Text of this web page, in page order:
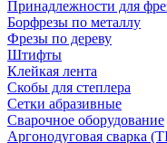
Принадлежности для
Борфрезы по металлу
Фрезы по дереву
Штифты
Клейкая лента
Скобы для степлера
Сетки абразивные
Сварочное оборудование
Аргонодуговая сварка